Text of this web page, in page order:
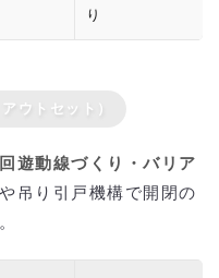
り
ウトセット）
回遊動線づくり・バリア
吊り引戸機構で開閉の